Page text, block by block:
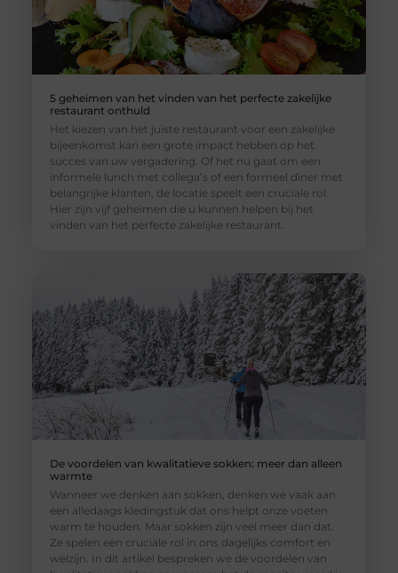
5 geheimen van het vinden van het perfecte zakelijke
restaurant onthuld
Het kiezen van het juiste restaurant voor een zakelijke
bijeenkomst kan een grote impact hebben op het
succes van uw vergadering. Of het nu gaat om een
informele lunch met collega’s of een formeel diner met
belangrijke klanten, de locatie speelt een cruciale rol.
Hier zijn vijf geheimen die u kunnen helpen bij het
vinden van het perfecte zakelijke restaurant.
De voordelen van kwalitatieve sokken: meer dan alleen
warmte
Wanneer we denken aan sokken, denken we vaak aan
een alledaags kledingstuk dat ons helpt onze voeten
warm te houden. Maar sokken zijn veel meer dan dat.
Ze spelen een cruciale rol in ons dagelijks comfort en
welzijn. In dit artikel bespreken we de voordelen van